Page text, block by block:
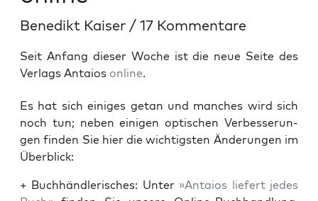
Benedikt Kaiser / 17 Kommentare
Seit Anfang dieser Woche ist die neue Seite des
Verlags Antaios online.
Es hat sich eini­ges getan und man­ches wird sich
noch tun; neben eini­gen opti­schen Ver­bes­se­run­
gen fin­den Sie hier die wich­tigs­ten Ände­run­gen im
Überblick:
+ Buch­händ­le­ri­sches: Unter »Antai­os lie­fert jedes